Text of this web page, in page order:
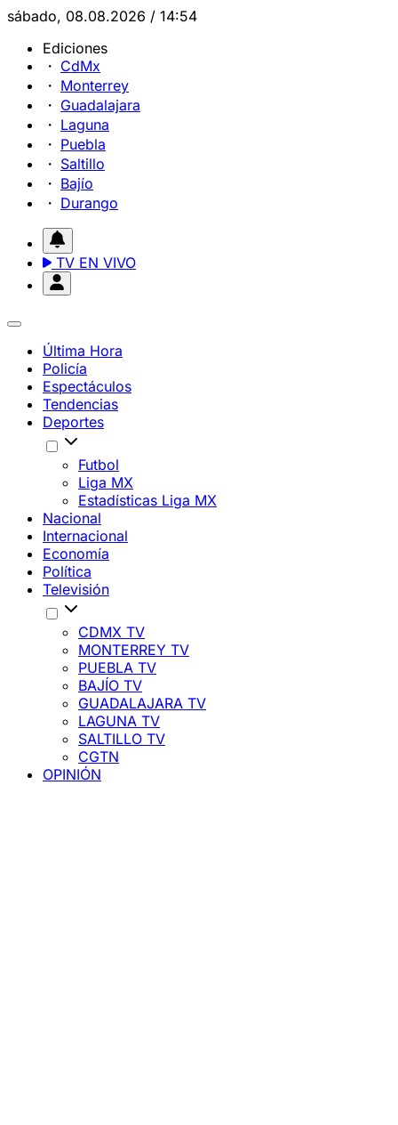
sábado, 08.08.2026 / 14:54
Ediciones
CdMx
Monterrey
Guadalajara
Laguna
Puebla
Saltillo
Bajío
Durango
TV EN VIVO
Última Hora
Policía
Espectáculos
Tendencias
Deportes
Futbol
Liga MX
Estadísticas Liga MX
Nacional
Internacional
Economía
Política
Televisión
CDMX TV
MONTERREY TV
PUEBLA TV
BAJÍO TV
GUADALAJARA TV
LAGUNA TV
SALTILLO TV
CGTN
OPINIÓN